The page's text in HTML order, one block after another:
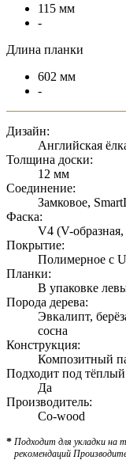
115 мм
-
Длина планки
602 мм
-
Дизайн:
Английская
Толщина доски:
12 мм
Соединение:
Замковое,
Фаска:
V4 (V-
Покрытие:
Полимерное с
Планки:
В упаковке
Порода дерева:
Эвкалипт,
сосна
Конструкция:
Композитный
Подходит под
Да
Производитель:
Co-wood
* Подходит для укладки на
рекомендаций